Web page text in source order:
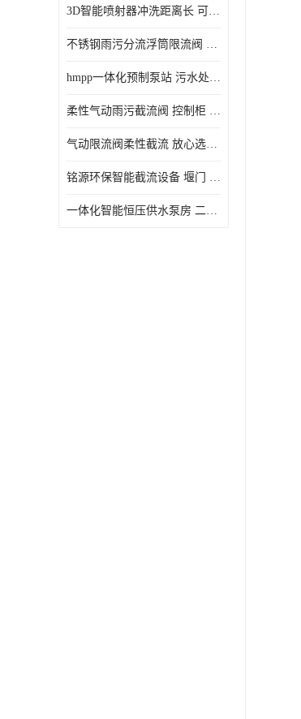
3D智能喷射器冲洗距离长 可270度旋转 高强度水压远距离喷洗
不锈钢雨污分流浮筒限流阀 DN150-DN1000 品质可信
hmpp一体化预制泵站 污水处理系统 乡镇学校市政排水 厂家供应
柔性气动雨污截流阀 控制柜 远程控制安全性高检修方便
气动限流阀柔性截流 放心选购 控源截污铭源环保
铭源环保智能截流设备 堰门 铸铁调节闸门作用 源头商家 可定制
一体化智能恒压供水泵房 二次加压供水设备户外智慧泵房